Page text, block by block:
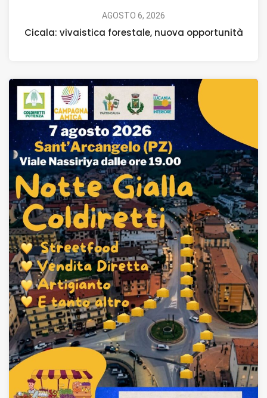
AGOSTO 6, 2026
Cicala: vivaistica forestale, nuova opportunità